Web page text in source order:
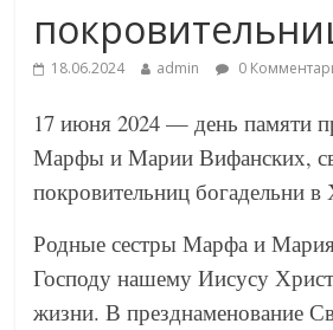
18.06.2024 admin 0
17 июня 2024 — день памяти
Марфы и Марии Вифанских,
покровительниц богадельни в
Родные сестры Марфа и
Господу нашему Иисусу
жизни. В презднаменование